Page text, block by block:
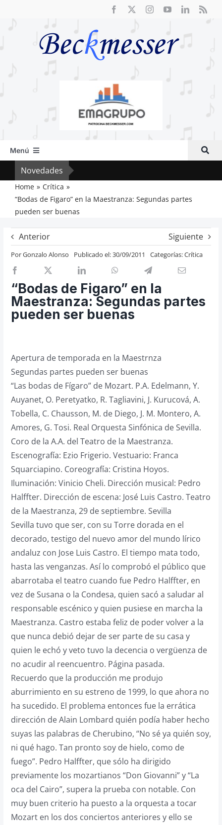
Menú
Inicio
Actual
Artículos
Crítica
Previos de ópera
Entrevistas
Recomendación
Cosas de Beckmesser
Nosotros y privacidad
Buscar:
Novedades
Home
Crítica
“Bodas de Figaro” en la Maestranza: Segundas partes
pueden ser buenas
Anterior Siguiente
PorGonzalo Alonso Publicado el: 30/09/2011 Categorías:Crítica
“Bodas de Figaro” en la
Maestranza: Segundas partes
pueden ser buenas
Apertura de temporada en la Maestrnza
Segundas partes pueden ser buenas
“Las bodas de Fígaro” de Mozart. P.A. Edelmann, Y.
Auyanet, O. Peretyatko, R. Tagliavini, J. Kurucová, A.
Tobella, C. Chausson, M. de Diego, J. M. Montero, A.
Amores, G. Tosi. Real Orquesta Sinfónica de Sevilla.
Coro de la A.A. del Teatro de la Maestranza.
Escenografía: Ezio Frigerio. Vestuario: Franca
Squarciapino. Coreografía: Cristina Hoyos.
Iluminación: Vinicio Cheli. Dirección musical: Pedro
Halffter. Dirección de escena: José Luis Castro. Teatro
de la Maestranza, 29 de septiembre. Sevilla
Sevilla tuvo que ser, con su Torre dorada en el
decorado, testigo del nuevo amor del mundo lírico
andaluz con Jose Luis Castro. El tiempo mata todo,
hasta las venganzas. Así lo comprobó el público que
abarrotaba el teatro cuando fue Pedro Halffter, en
vez de Susana o la Condesa, quien sacó a saludar al
responsable escénico y quien pusiese en marcha la
Maestranza. Castro estaba feliz de poder volver a la
que nunca debió dejar de ser parte de su casa y
quien le echó y veto tuvo la decencia o vergüenza de
no acudir al reencuentro. Página pasada.
Recuerdo que la producción me produjo
aburrimiento en su estreno de 1999, lo que ahora no
ha sucedido. El problema entonces fue la errática
dirección de Alain Lombard quién podía haber hecho
suyas las palabras de Cherubino, “No sé ya quién soy,
ni qué hago. Tan pronto soy de hielo, como de
fuego”. Pedro Halffter, que sólo ha dirigido
previamente los mozartianos “Don Giovanni” y “La
oca del Cairo”, supera la prueba con notable. Con
muy buen criterio ha puesto a la orquesta a tocar
Mozart en los dos conciertos anteriores y ello se